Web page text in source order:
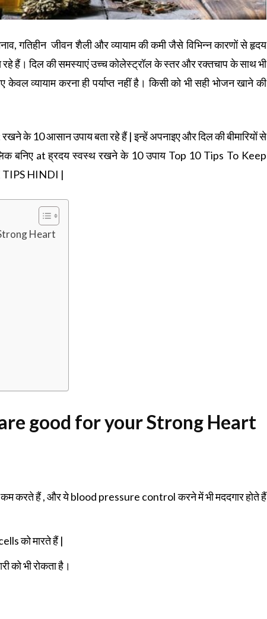
गतिहीन जीवन शैली और व्यायाम की कमी जैसे विभिन्न कारणों से हृदय
रहे हैं। दिल की समस्याएं उच्च कोलेस्ट्रॉल के स्तर और रक्तचाप के साथ भी
व्यायाम करना ही पर्याप्त नहीं है। किसी को भी सही भोजन खाने की
10 आसान उपाय बता रहे हैं | इन्हें अपनाइए और दिल की बीमारियों से
बनिए at ह्रदय स्वस्थ रखने के 10 उपाय Top 10 Tips To Keep
HINDI |
Heart
good for your Strong Heart
करते हैं , और ये blood pressure control करने में भी मददगार होते हैं
को मारते हैं |
को भी रोकता है।